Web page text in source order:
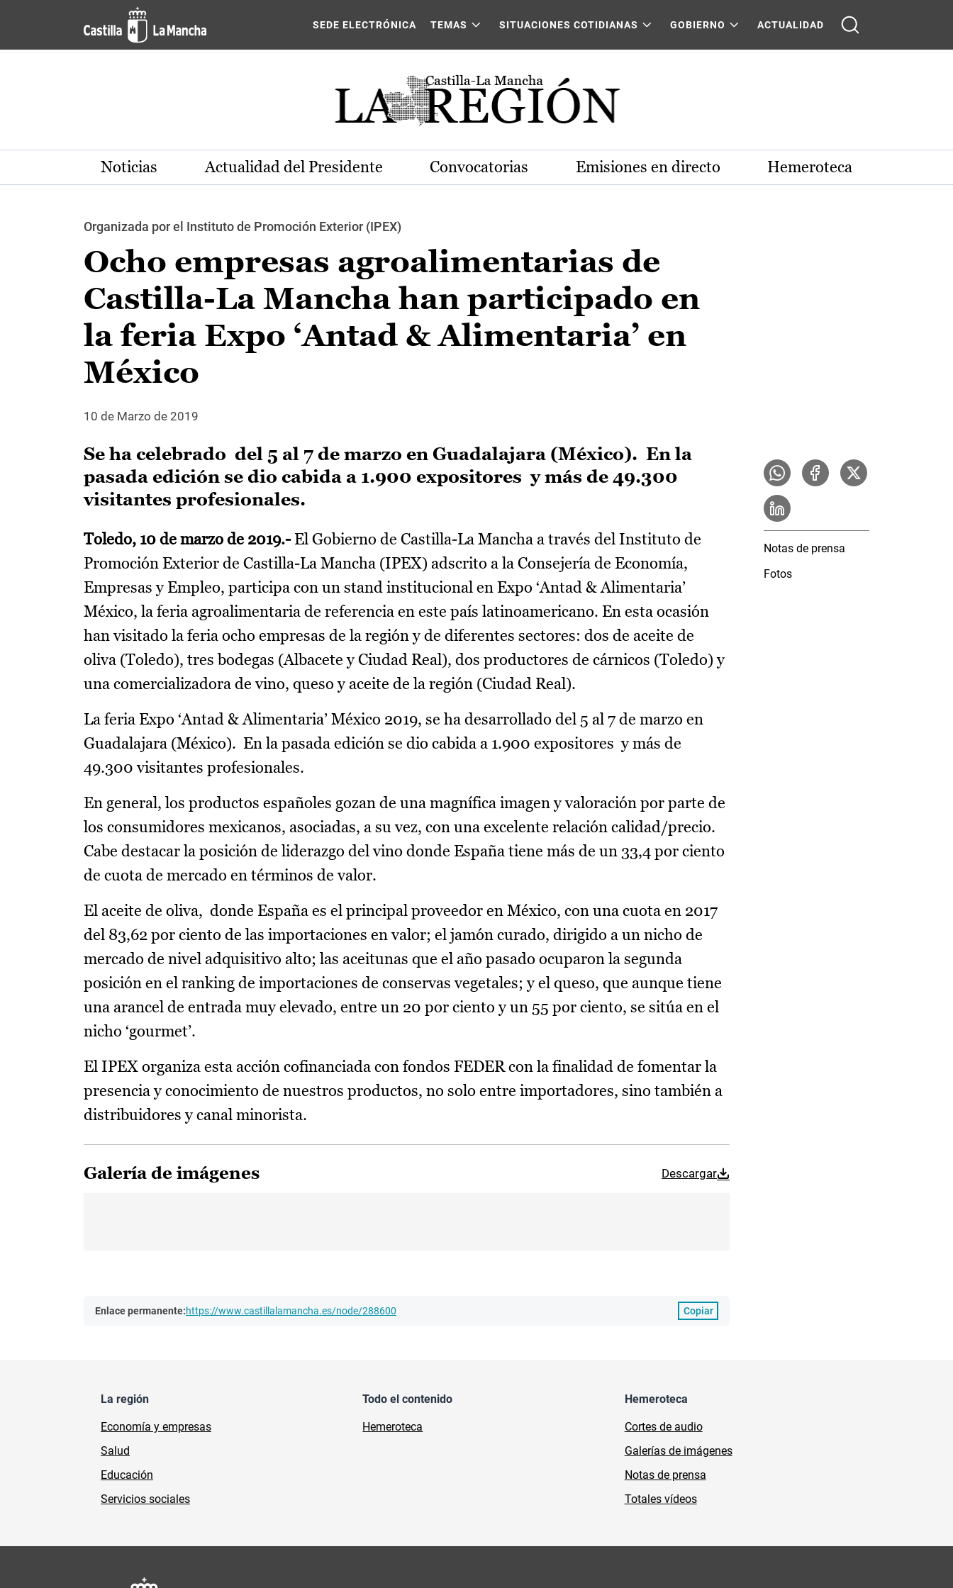
Pasar al contenido principal
SEDE ELECTRÓNICA TEMAS SITUACIONES COTIDIANAS GOBIERNO ACTUALIDAD
Noticias Actualidad del Presidente Convocatorias Emisiones en directo Hemeroteca
Organizada por el Instituto de Promoción Exterior (IPEX)
Ocho empresas agroalimentarias de
Castilla-La Mancha han participado en
la feria Expo ‘Antad & Alimentaria’ en
México
10 de Marzo de 2019
Se ha celebrado del 5 al 7 de marzo en Guadalajara (México). En la
pasada edición se dio cabida a 1.900 expositores y más de 49.300
visitantes profesionales.
Toledo, 10 de marzo de 2019.-El Gobierno de Castilla-La Mancha a través del Instituto de
Promoción Exterior de Castilla-La Mancha (IPEX) adscrito a la Consejería de Economía,
Empresas y Empleo, participa con un stand institucional en Expo ‘Antad & Alimentaria’
México, la feria agroalimentaria de referencia en este país latinoamericano. En esta ocasión
han visitado la feria ocho empresas de la región y de diferentes sectores: dos de aceite de
oliva (Toledo), tres bodegas (Albacete y Ciudad Real), dos productores de cárnicos (Toledo) y
una comercializadora de vino, queso y aceite de la región (Ciudad Real).
La feria Expo ‘Antad & Alimentaria’ México 2019, se ha desarrollado del 5 al 7 de marzo en
Guadalajara (México). En la pasada edición se dio cabida a 1.900 expositores y más de
49.300 visitantes profesionales.
En general, los productos españoles gozan de una magnífica imagen y valoración por parte de
los consumidores mexicanos, asociadas, a su vez, con una excelente relación calidad/precio.
Cabe destacar la posición de liderazgo del vino donde España tiene más de un 33,4 por ciento
de cuota de mercado en términos de valor.
El aceite de oliva, donde España es el principal proveedor en México, con una cuota en 2017
del 83,62 por ciento de las importaciones en valor; el jamón curado, dirigido a un nicho de
mercado de nivel adquisitivo alto; las aceitunas que el año pasado ocuparon la segunda
posición en el ranking de importaciones de conservas vegetales; y el queso, que aunque tiene
una arancel de entrada muy elevado, entre un 20 por ciento y un 55 por ciento, se sitúa en el
nicho ‘gourmet’.
El IPEX organiza esta acción cofinanciada con fondos FEDER con la finalidad de fomentar la
presencia y conocimiento de nuestros productos, no solo entre importadores, sino también a
distribuidores y canal minorista.
Galería de imágenes Descargar
Enlace permanente:https://www.castillalamancha.es/node/288600 Copiar
Notas de prensa
Fotos
La región
Economía y empresas
Salud
Educación
Servicios sociales
Todo el contenido
Hemeroteca
Hemeroteca
Cortes de audio
Galerías de imágenes
Notas de prensa
Totales vídeos